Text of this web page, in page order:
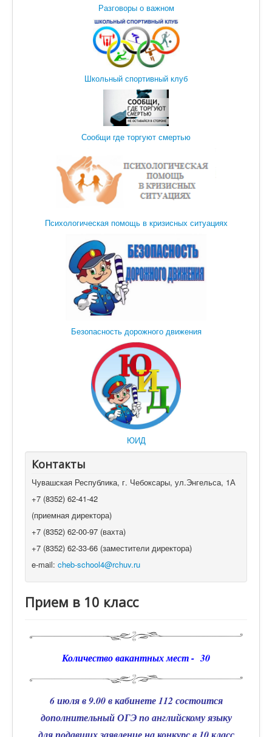
Разговоры о важном
Школьный спортивный клуб
Сообщи где торгуют смертью
Психологическая помощь в кризисных ситуациях
Безопасность дорожного движения
ЮИД
Контакты
Чувашская Республика, г. Чебоксары, ул.Энгельса, 1А
+7 (8352) 62-41-42
(приемная директора)
+7 (8352) 62-00-97 (вахта)
+7 (8352) 62-33-66 (заместители директора)
e-mail: cheb-school4@rchuv.ru
Прием в 10 класс
Количество вакантных мест - 30
6 июля в 9.00 в кабинете 112 состоится
дополнительный ОГЭ по английскому языку